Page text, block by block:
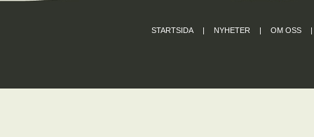
STARTSIDA | NYHETER | OM OSS |